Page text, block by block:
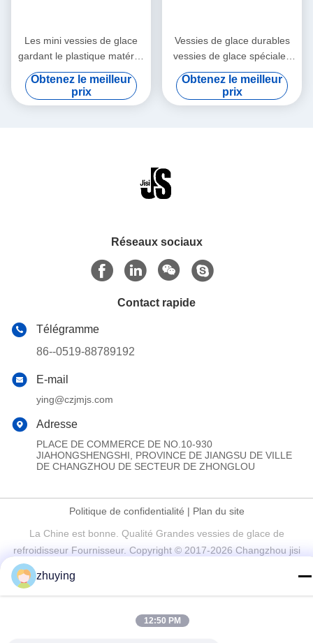
Les mini vessies de glace
gardant le plastique matériel
promotionnel froid de
catégorie comestible de
changement de phase de
Obtenez le meilleur
prix
Vessies de glace durables
vessies de glace spéciales
rouges de forme de mini
pour la médecine
Obtenez le meilleur
prix
Réseaux sociaux
Contact rapide
Télégramme
86--0519-88789192
E-mail
ying@czjmjs.com
Adresse
PLACE DE COMMERCE DE NO.10-930
JIAHONGSHENGSHI, PROVINCE DE JIANGSU DE VILLE
DE CHANGZHOU DE SECTEUR DE ZHONGLOU
Politique de confidentialité | Plan du site
La Chine est bonne. Qualité Grandes vessies de glace de
refroidisseur Fournisseur. Copyright © 2017-2026 Changzhou jisi
cold chain technology Co.,ltd Tout. Les droits sont réservés.
zhuying
12:50 PM